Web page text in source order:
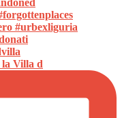
Villa d